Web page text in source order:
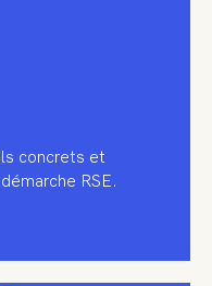
concrets et
RSE.